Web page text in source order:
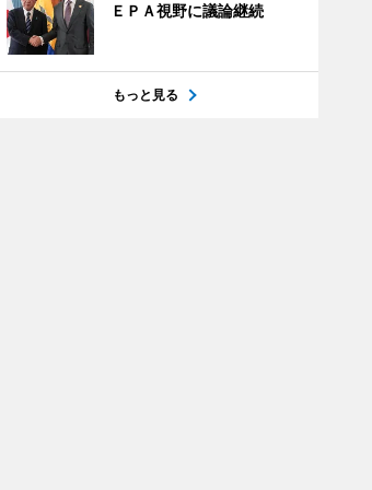
ＥＰＡ視野に議論継続
もっと見る